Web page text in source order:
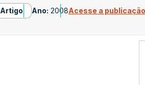
Artigo Ano: 2008Acesse a publicação